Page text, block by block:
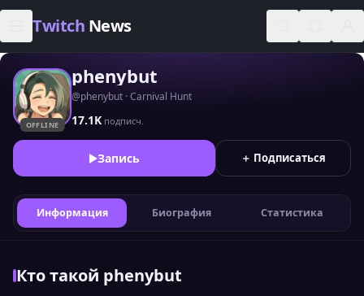
Skip to content
Twitch News
OFFLINE
phenybut
@phenybut · Carnival Hunt
17.1K подписч.
Запись ＋ Подписаться
Информация Биография Статистика
Кто такой phenybut